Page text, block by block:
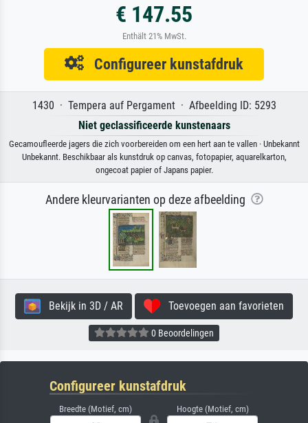
€ 147.55
Enthält 21% MwSt.
Configureer kunstafdruk
1430 · Tempera auf Pergament · Afbeelding ID: 5293
Niet geclassificeerde kunstenaars
Gecamoufleerde jagers die zich voorbereiden om een hert aan te vallen · Unbekannt
Unbekannt. Beschikbaar als kunstdruk op canvas, fotopapier, aquarelkarton,
ongecoat papier of Japans papier.
Andere kleurvarianten op deze afbeelding
Bekijk in 3D / AR Toevoegen aan favorieten
0 Beoordelingen
Configureer kunstafdruk
Breedte (Motief, cm) Hoogte (Motief, cm)